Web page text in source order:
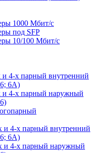
1000 Мбит/с
под SFP
10/100 Мбит/с
и 4-х парный внутренний
6; 6А)
и 4-х парный наружный
и 4-х парный внутренний
6; 6А)
и 4-х парный наружный